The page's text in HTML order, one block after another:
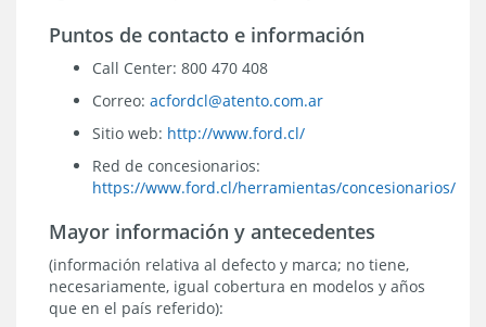
Puntos de contacto e información
Call Center: 800 470 408
Correo: acfordcl@atento.com.ar
Sitio web: http://www.ford.cl/
Red de concesionarios:
https://www.ford.cl/herramientas/concesionarios/
Mayor información y antecedentes
(información relativa al defecto y marca; no tiene,
necesariamente, igual cobertura en modelos y años
que en el país referido):